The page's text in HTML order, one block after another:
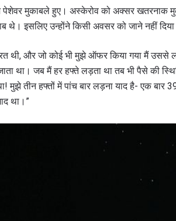
पेशेवर मुकाबले हुए। अस्केरोव को अक्सर खतरनाक
इसलिए उन्होंने किसी अवसर को जाने नहीं
थी, और जो कोई भी मुझे ऑफर किया गया मैं उससे
था। जब मैं हर हफ्ते लड़ता था तब भी पैसे की
तीन हफ्तों में पांच बार लड़ना याद है- एक बार
था।”
प्रतिद्वंद्वी
इवेंट
unlock special offers and get first
सदस्यता लें
By submitting this form, you are agreeing to
.
communications at